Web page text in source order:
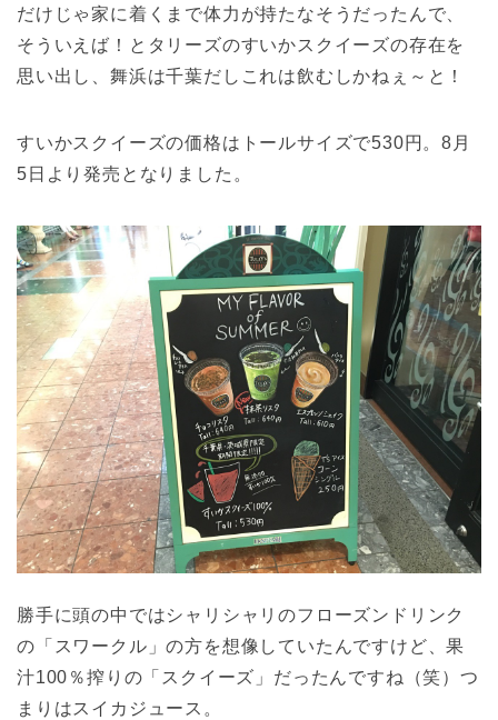
だけじゃ家に着くまで体力が持たなそうだったんで、
そういえば！とタリーズのすいかスクイーズの存在を
思い出し、舞浜は千葉だしこれは飲むしかねぇ～と！
すいかスクイーズの価格はトールサイズで530円。8月
5日より発売となりました。
勝手に頭の中ではシャリシャリのフローズンドリンク
の「スワークル」の方を想像していたんですけど、果
汁100％搾りの「スクイーズ」だったんですね（笑）つ
まりはスイカジュース。